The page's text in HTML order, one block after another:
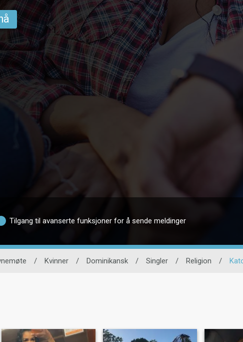
Tilgang til avanserte funksjoner for å sende meldinger
/ Kvinner / Dominikansk / Singler / Religion /